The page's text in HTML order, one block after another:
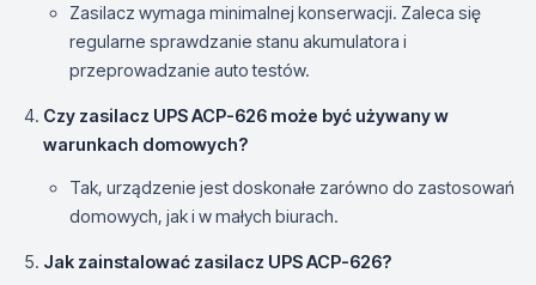
Zasilacz wymaga minimalnej konserwacji. Zaleca się
regularne sprawdzanie stanu akumulatora i
przeprowadzanie auto testów.
Czy zasilacz UPS ACP-626 może być używany w
warunkach domowych?
Tak, urządzenie jest doskonałe zarówno do zastosowań
domowych, jak i w małych biurach.
Jak zainstalować zasilacz UPS ACP-626?